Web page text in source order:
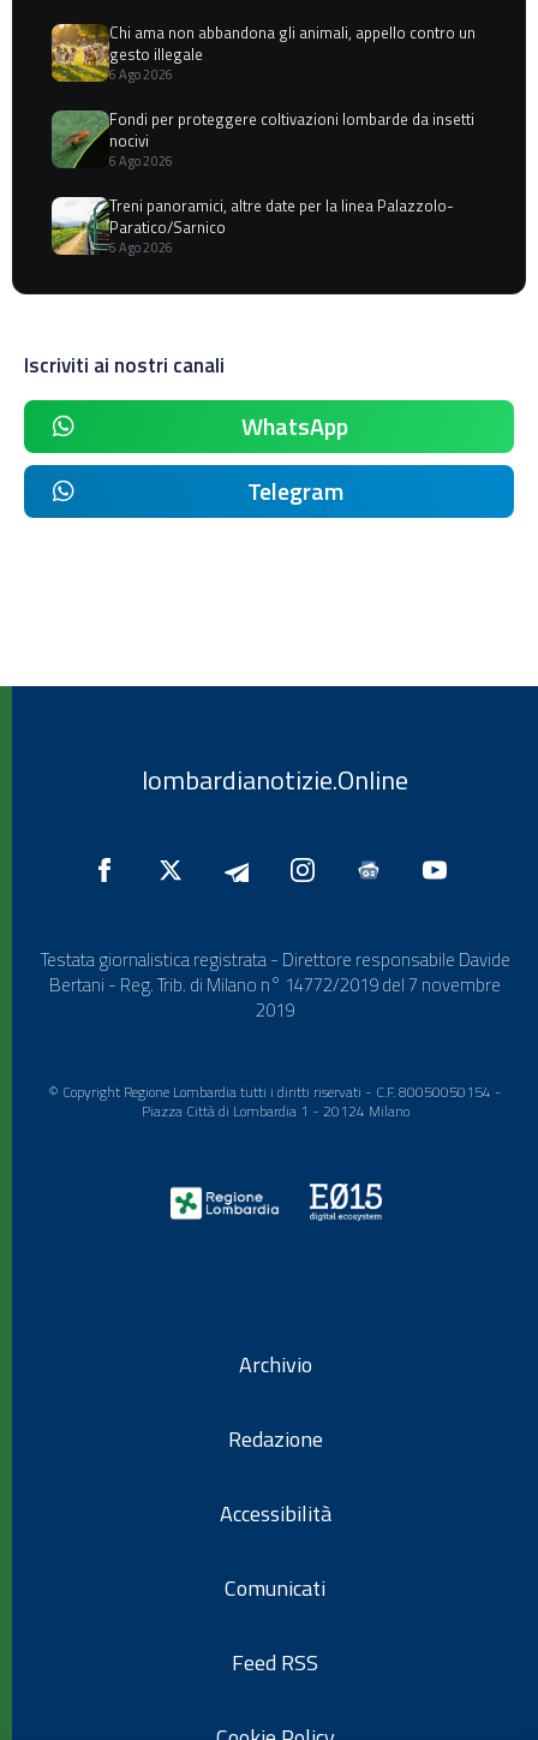
Chi ama non abbandona gli animali, appello contro un
gesto illegale
6 Ago 2026
Fondi per proteggere coltivazioni lombarde da insetti
nocivi
6 Ago 2026
Treni panoramici, altre date per la linea Palazzolo-
Paratico/Sarnico
6 Ago 2026
Iscriviti ai nostri canali
WhatsApp
Telegram
lombardianotizie.Online
Testata giornalistica registrata - Direttore responsabile Davide
Bertani - Reg. Trib. di Milano n° 14772/2019 del 7 novembre
2019
© Copyright Regione Lombardia tutti i diritti riservati - C.F. 80050050154 -
Piazza Città di Lombardia 1 - 20124 Milano
Archivio
Redazione
Accessibilità
Comunicati
Feed RSS